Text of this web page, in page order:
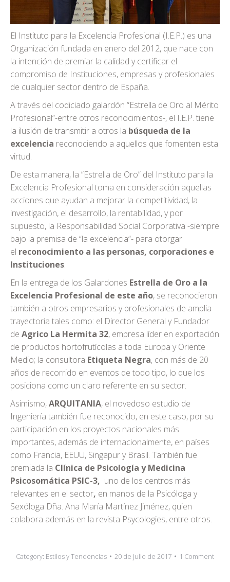
El Instituto para la Excelencia Profesional (I.E.P.) es una
Organización fundada en enero del 2012, que nace con
la intención de premiar la calidad y certificar el
compromiso de Instituciones, empresas y profesionales
de cualquier sector dentro de España.
A través del codiciado galardón “Estrella de Oro al Mérito
Profesional”-entre otros reconocimientos-, el I.E.P. tiene
la ilusión de transmitir a otros la búsqueda de la
excelencia reconociendo a aquellos que fomenten esta
virtud.
De esta manera, la “Estrella de Oro” del Instituto para la
Excelencia Profesional toma en consideración aquellas
acciones que ayudan a mejorar la competitividad, la
investigación, el desarrollo, la rentabilidad, y por
supuesto, la Responsabilidad Social Corporativa -siempre
bajo la premisa de “la excelencia”- para otorgar
el reconocimiento a las personas, corporaciones e
Instituciones.
En la entrega de los Galardones Estrella de Oro a la
Excelencia Profesional de este año, se reconocieron
también a otros empresarios y profesionales de amplia
trayectoria tales como: el Director General y Fundador
de Agrico La Hermita 32, empresa líder en exportación
de productos hortofrutícolas a toda Europa y Oriente
Medio; la consultora Etiqueta Negra, con más de 20
años de recorrido en eventos de todo tipo, lo que los
posiciona como un claro referente en su sector.
Asimismo,ARQUITANIA, el novedoso estudio de
Ingeniería también fue reconocido, en este caso, por su
participación en los proyectos nacionales más
importantes, además de internacionalmente, en países
como Francia, EEUU, Singapur y Brasil. También fue
premiada la Clínica de Psicología y Medicina
Psicosomática PSIC-3, uno de los centros más
relevantes en el sector, en manos de la Psicóloga y
Sexóloga Dña. Ana María Martínez Jiménez, quien
colabora además en la revista Psycologies, entre otros.
Category: Estilos y Tendencias 20 de julio de 2017 1 Comment